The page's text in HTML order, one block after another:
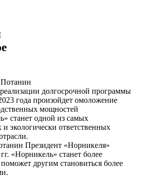
реализации долгосрочной программы
года произойдет омоложение
мощностей
станет одной из самых
экологически ответственных
Президент «Норникеля»
«Норникель» станет более
другим становиться более